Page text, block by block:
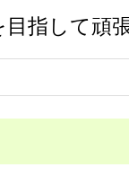
指して頑